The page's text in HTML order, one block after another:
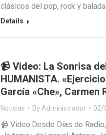
clásicos del pop, rock y
Details
📹 Video: La Sonrisa
HUMANISTA.
García «Che», Carmen
Noticias By Administrador 02/
📹 Video:Desde Días de